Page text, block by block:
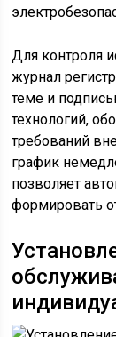
Для контроля
журнал
теме и
технологий,
требований
график
позволяет
формировать